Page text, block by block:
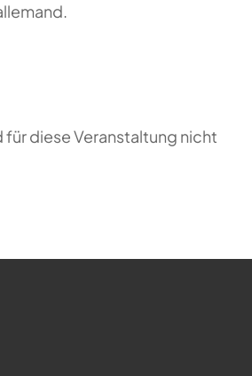
für diese Veranstaltung nicht